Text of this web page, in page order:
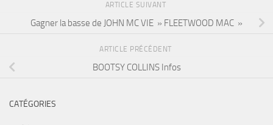
ARTICLE SUIVANT
Gagner la basse de JOHN MC VIE » FLEETWOOD MAC »
ARTICLE PRÉCÉDENT
BOOTSY COLLINS Infos
CATÉGORIES